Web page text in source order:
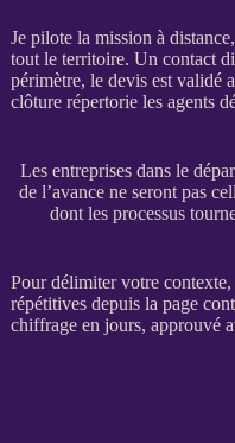
Je pilote la mission à
tout le territoire. Un contact
périmètre, le devisest validé
clôture répertorie les agents
Les entreprises dans le
de l’avance ne seront pas
dont les processus
Pour délimiter votre
répétitives depuis la page
chiffrage en jours, approuvé